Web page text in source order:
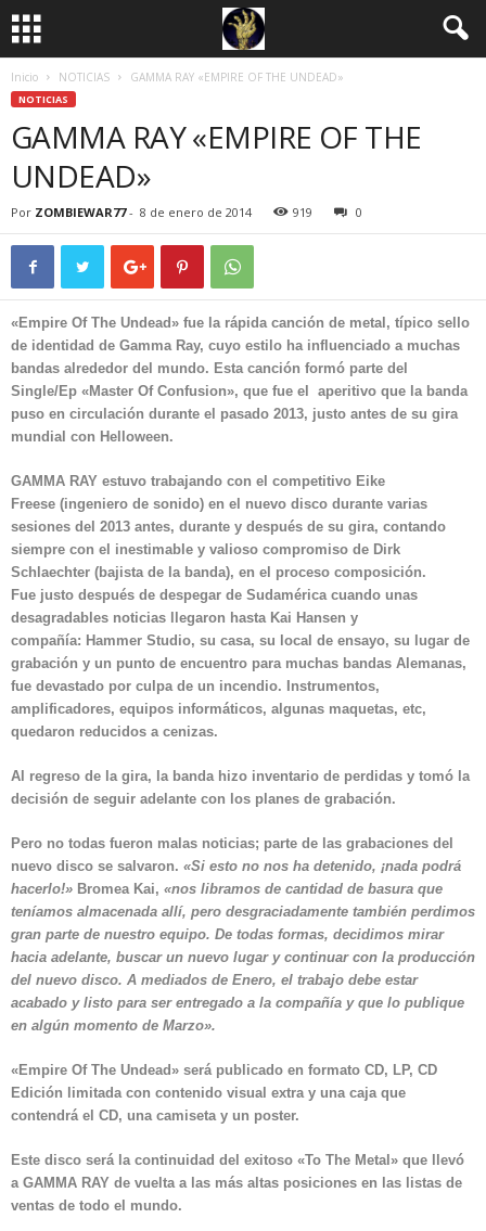
Inicio NOTICIAS GAMMA RAY «EMPIRE OF THE UNDEAD»
NOTICIAS
GAMMA RAY «EMPIRE OF THE
UNDEAD»
Por ZOMBIEWAR77- 8 de enero de 2014 919 0
«Empire Of The Undead» fue la rápida canción de metal, típico sello
de identidad de Gamma Ray, cuyo estilo ha influenciado a muchas
bandas alrededor del mundo. Esta canción formó parte del
Single/Ep «Master Of Confusion», que fue el aperitivo que la banda
puso en circulación durante el pasado 2013, justo antes de su gira
mundial con Helloween.
GAMMA RAY estuvo trabajando con el competitivo Eike
Freese (ingeniero de sonido) en el nuevo disco durante varias
sesiones del 2013 antes, durante y después de su gira, contando
siempre con el inestimable y valioso compromiso de Dirk
Schlaechter (bajista de la banda), en el proceso composición.
Fue justo después de despegar de Sudamérica cuando unas
desagradables noticias llegaron hasta Kai Hansen y
compañía: Hammer Studio, su casa, su local de ensayo, su lugar de
grabación y un punto de encuentro para muchas bandas Alemanas,
fue devastado por culpa de un incendio. Instrumentos,
amplificadores, equipos informáticos, algunas maquetas, etc,
quedaron reducidos a cenizas.
Al regreso de la gira, la banda hizo inventario de perdidas y tomó la
decisión de seguir adelante con los planes de grabación.
Pero no todas fueron malas noticias; parte de las grabaciones del
nuevo disco se salvaron. «Si esto no nos ha detenido, ¡nada podrá
hacerlo!» Bromea Kai, «nos libramos de cantidad de basura que
teníamos almacenada allí, pero desgraciadamente también perdimos
gran parte de nuestro equipo. De todas formas, decidimos mirar
hacia adelante, buscar un nuevo lugar y continuar con la producción
del nuevo disco. A mediados de Enero, el trabajo debe estar
acabado y listo para ser entregado a la compañía y que lo publique
en algún momento de Marzo».
«Empire Of The Undead» será publicado en formato CD, LP, CD
Edición limitada con contenido visual extra y una caja que
contendrá el CD, una camiseta y un poster.
Este disco será la continuidad del exitoso «To The Metal» que llevó
a GAMMA RAY de vuelta a las más altas posiciones en las listas de
ventas de todo el mundo.